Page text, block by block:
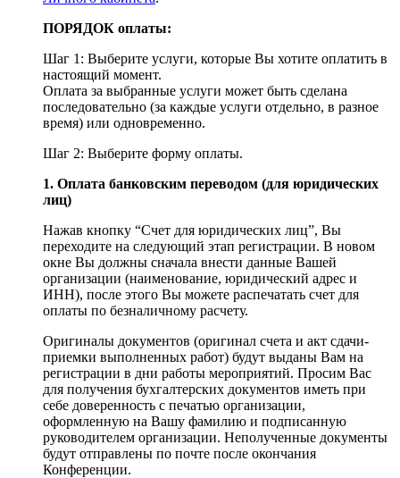
ПОРЯДОК оплаты:
Шаг 1: Выберите услуги, которые Вы хотите оплатить в
настоящий момент.
Оплата за выбранные услуги может быть сделана
последовательно (за каждые услуги отдельно, в разное
время) или одновременно.
Шаг 2: Выберите форму оплаты.
1. Оплата банковским переводом (для юридических
лиц)
Нажав кнопку “Счет для юридических лиц”, Вы
переходите на следующий этап регистрации. В новом
окне Вы должны сначала внести данные Вашей
организации (наименование, юридический адрес и
ИНН), после этого Вы можете распечатать счет для
оплаты по безналичному расчету.
Оригиналы документов (оригинал счета и акт сдачи-
приемки выполненных работ) будут выданы Вам на
регистрации в дни работы мероприятий. Просим Вас
для получения бухгалтерских документов иметь при
себе доверенность с печатью организации,
оформленную на Вашу фамилию и подписанную
руководителем организации. Неполученные документы
будут отправлены по почте после окончания
Конференции.